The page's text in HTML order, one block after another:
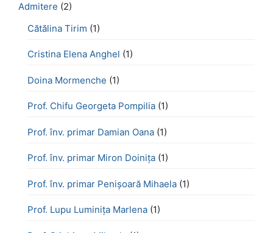
Admitere (2)
Cătălina Tirim (1)
Cristina Elena Anghel (1)
Doina Mormenche (1)
Prof. Chifu Georgeta Pompilia (1)
Prof. înv. primar Damian Oana (1)
Prof. înv. primar Miron Doinița (1)
Prof. înv. primar Penișoară Mihaela (1)
Prof. Lupu Luminița Marlena (1)